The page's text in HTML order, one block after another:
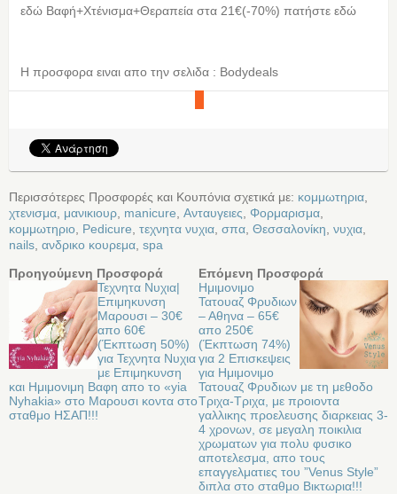
εδώ Βαφή+Χτένισμα+Θεραπεία στα 21€(-70%) πατήστε εδώ
Η προσφορα ειναι απο την σελιδα : Bodydeals
Περισσότερες Προσφορές και Κουπόνια σχετικά με: κομμωτηρια,
χτενισμα, μανικιουρ, manicure, Ανταυγειες, Φορμαρισμα,
κομμωτηριο, Pedicure, τεχνητα νυχια, σπα, Θεσσαλονίκη, νυχια,
nails, ανδρικο κουρεμα, spa
Προηγούμενη Προσφορά
Τεχνητα Νυχια|
Επιμηκυνση
Μαρουσι – 30€
απο 60€
(Έκπτωση 50%)
για Τεχνητα Νυχια
με Επιμηκυνση
και Ημιμονιμη Βαφη απο το «yia
Nyhakia» στο Μαρουσι κοντα στο
σταθμο ΗΣΑΠ!!!
Επόμενη Προσφορά
Ημιμονιμο
Τατουαζ Φρυδιων
– Αθηνα – 65€
απο 250€
(Έκπτωση 74%)
για 2 Επισκεψεις
για Ημιμονιμο
Τατουαζ Φρυδιων με τη μεθοδο
Τριχα-Τριχα, με προιοντα
γαλλικης προελευσης διαρκειας 3-
4 χρονων, σε μεγαλη ποικιλια
χρωματων για πολυ φυσικο
αποτελεσμα, απο τους
επαγγελματιες του ”Venus Style”
διπλα στο σταθμο Βικτωρια!!!